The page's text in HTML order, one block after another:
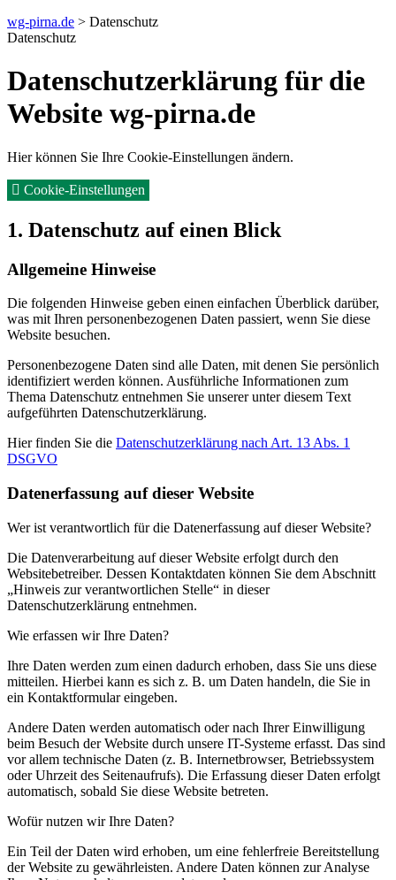
wg-pirna.de > Datenschutz
Datenschutz
Datenschutzerklärung für die
Website wg-pirna.de
Hier können Sie Ihre Cookie-Einstellungen ändern.
Cookie-Einstellungen
1. Datenschutz auf einen Blick
Allgemeine Hinweise
Die folgenden Hinweise geben einen einfachen Überblick darüber,
was mit Ihren personenbezogenen Daten passiert, wenn Sie diese
Website besuchen.
Personenbezogene Daten sind alle Daten, mit denen Sie persönlich
identifiziert werden können. Ausführliche Informationen zum
Thema Datenschutz entnehmen Sie unserer unter diesem Text
aufgeführten Datenschutzerklärung.
Hier finden Sie die Datenschutzerklärung nach Art. 13 Abs. 1
DSGVO
Datenerfassung auf dieser Website
Wer ist verantwortlich für die Datenerfassung auf dieser Website?
Die Datenverarbeitung auf dieser Website erfolgt durch den
Websitebetreiber. Dessen Kontaktdaten können Sie dem Abschnitt
„Hinweis zur verantwortlichen Stelle“ in dieser
Datenschutzerklärung entnehmen.
Wie erfassen wir Ihre Daten?
Ihre Daten werden zum einen dadurch erhoben, dass Sie uns diese
mitteilen. Hierbei kann es sich z. B. um Daten handeln, die Sie in
ein Kontaktformular eingeben.
Andere Daten werden automatisch oder nach Ihrer Einwilligung
beim Besuch der Website durch unsere IT-Systeme erfasst. Das sind
vor allem technische Daten (z. B. Internetbrowser, Betriebssystem
oder Uhrzeit des Seitenaufrufs). Die Erfassung dieser Daten erfolgt
automatisch, sobald Sie diese Website betreten.
Wofür nutzen wir Ihre Daten?
Ein Teil der Daten wird erhoben, um eine fehlerfreie Bereitstellung
der Website zu gewährleisten. Andere Daten können zur Analyse